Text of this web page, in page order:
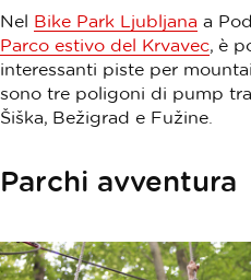
Nel Bike Park Ljubljana a
Parco estivo del Krvavec, è
interessanti piste per
sono tre poligoni di pump
Šiška, Bežigrad e Fužine.
Parchi avventura